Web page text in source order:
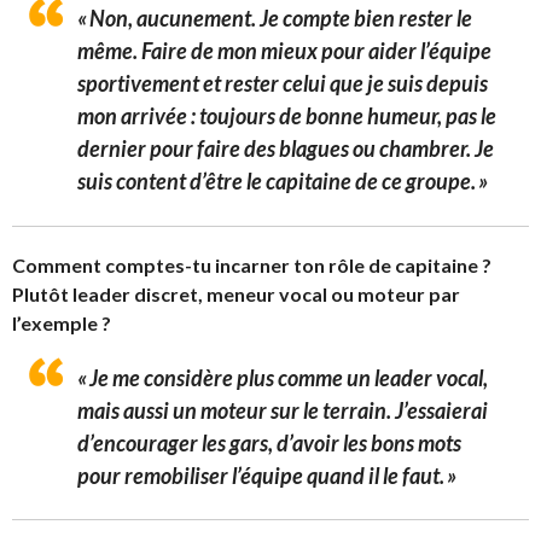
« Non, aucunement. Je compte bien rester le
même. Faire de mon mieux pour aider l’équipe
sportivement et rester celui que je suis depuis
mon arrivée : toujours de bonne humeur, pas le
dernier pour faire des blagues ou chambrer. Je
suis content d’être le capitaine de ce groupe. »
Comment comptes-tu incarner ton rôle de capitaine ?
Plutôt leader discret, meneur vocal ou moteur par
l’exemple ?
« Je me considère plus comme un leader vocal,
mais aussi un moteur sur le terrain. J’essaierai
d’encourager les gars, d’avoir les bons mots
pour remobiliser l’équipe quand il le faut. »